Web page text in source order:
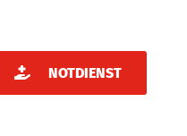
NOTDIENST